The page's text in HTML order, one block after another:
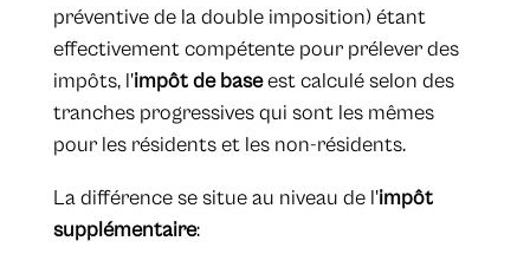
préventive de la double imposition) étant
effectivement compétente pour prélever des
impôts, l'impôt de baseest calculé selon des
tranches progressives qui sont les mêmes
pour les résidents et les non-résidents.
La différence se situe au niveau de l'impôt
supplémentaire: